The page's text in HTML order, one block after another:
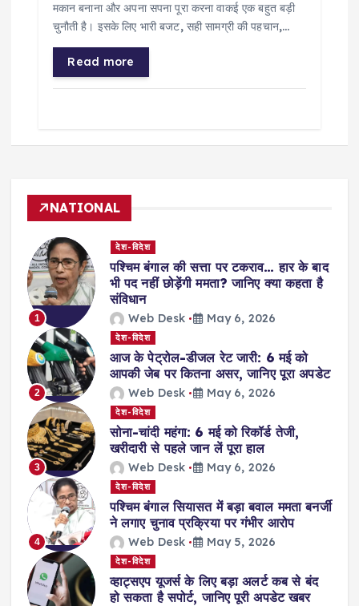
मकान बनाना और अपना सपना पूरा करना वाकई एक बहुत बड़ी
चुनौती है। इसके लिए भारी बजट, सही सामग्री की पहचान,…
Read more
NATIONAL
1
देश-विदेश
पश्चिम बंगाल की सत्ता पर टकराव… हार के बाद
भी पद नहीं छोड़ेंगी ममता? जानिए क्या कहता है
संविधान
Web Desk May 6, 2026
2
देश-विदेश
आज के पेट्रोल-डीजल रेट जारी: 6 मई को
आपकी जेब पर कितना असर, जानिए पूरा अपडेट
Web Desk May 6, 2026
3
देश-विदेश
सोना-चांदी महंगा: 6 मई को रिकॉर्ड तेजी,
खरीदारी से पहले जान लें पूरा हाल
Web Desk May 6, 2026
4
देश-विदेश
पश्चिम बंगाल सियासत में बड़ा बवाल ममता बनर्जी
ने लगाए चुनाव प्रक्रिया पर गंभीर आरोप
Web Desk May 5, 2026
देश-विदेश
व्हाट्सएप यूजर्स के लिए बड़ा अलर्ट कब से बंद
हो सकता है सपोर्ट, जानिए पूरी अपडेट खबर